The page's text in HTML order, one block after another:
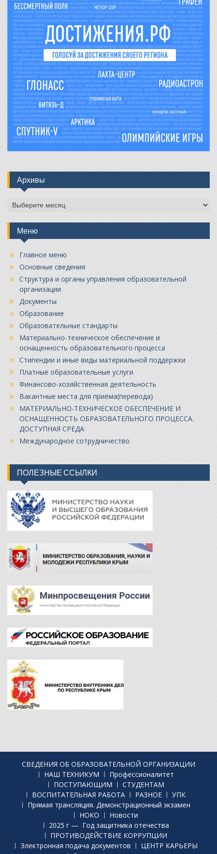
Архивы
Архивы
Меню
Главное меню
Основные сведения
Структура и органы управления образовательной
организации
Документы
Образование
Образовательные стандарты
Материально-техническое обеспечение и
оснащенность образовательного процесса
Стипендии и иные виды материальной поддержки
Платные образовательные услуги
Финансово-хозяйственная деятельность
Вакантные места для приёма(перевода)
МАТЕРИАЛЬНО-ТЕХНИЧЕСКОЕ ОБЕСПЕЧЕНИЕ И
ОСНАЩЕННОСТЬ ОБРАЗОВАТЕЛЬНОГО ПРОЦЕССА.
ДОСТУПНАЯ СРЕДА
Международное сотрудничество
ПОЛЕЗНЫЕ ССЫЛКИ
СВЕДЕНИЯ ОБ ОБРАЗОВАТЕЛЬНОЙ ОРГАНИЗАЦИИ
НАШ ТЕХНИКУМ
Профессионалитет
ПОСТУПАЮЩИМ
СТУДЕНТАМ
ВОСПИТАТЕЛЬНАЯ РАБОТА
РАЗНОЕ
УПК
Прямая трансляция. Демонстрационный экзамен
НОКО
Новости
2025 г — Год защитника отечества
ПРОТИВОДЕЙСТВИЕ КОРРУПЦИИ
Электронная подача документов
ЦЕНТР КАРЬЕРЫ